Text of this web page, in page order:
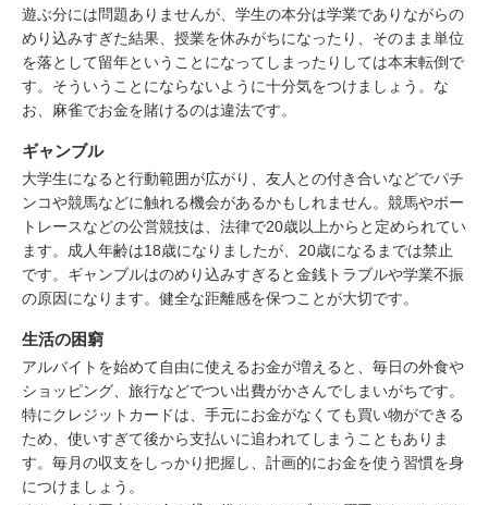
遊ぶ分には問題ありませんが、学生の本分は学業でありながらの
めり込みすぎた結果、授業を休みがちになったり、そのまま単位
を落として留年ということになってしまったりしては本末転倒で
す。そういうことにならないように十分気をつけましょう。な
お、麻雀でお金を賭けるのは違法です。
ギャンブル
大学生になると行動範囲が広がり、友人との付き合いなどでパチ
ンコや競馬などに触れる機会があるかもしれません。競馬やボー
トレースなどの公営競技は、法律で20歳以上からと定められてい
ます。成人年齢は18歳になりましたが、20歳になるまでは禁止
です。ギャンブルはのめり込みすぎると金銭トラブルや学業不振
の原因になります。健全な距離感を保つことが大切です。
生活の困窮
アルバイトを始めて自由に使えるお金が増えると、毎日の外食や
ショッピング、旅行などでつい出費がかさんでしまいがちです。
特にクレジットカードは、手元にお金がなくても買い物ができる
ため、使いすぎて後から支払いに追われてしまうこともありま
す。毎月の収支をしっかり把握し、計画的にお金を使う習慣を身
につけましょう。